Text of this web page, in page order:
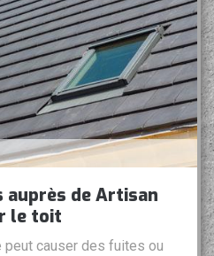
auprès de Artisan
le toit
causer des fuites ou